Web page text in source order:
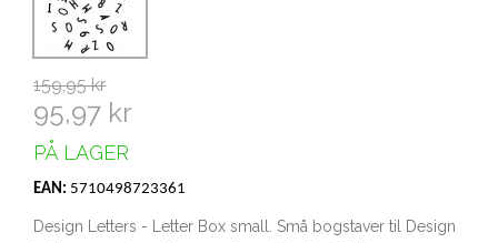
159,95 kr
95,97 kr
PÅ LAGER
EAN: 5710498723361
Design Letters - Letter Box small. Små bogstaver til Design